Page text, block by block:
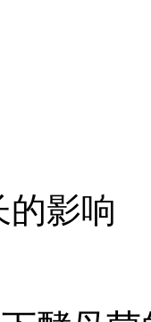
的影响